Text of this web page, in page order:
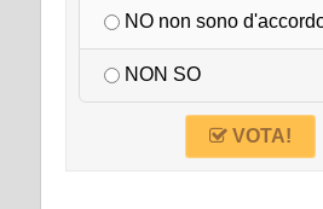
NO non sono
NON SO
VOTA!